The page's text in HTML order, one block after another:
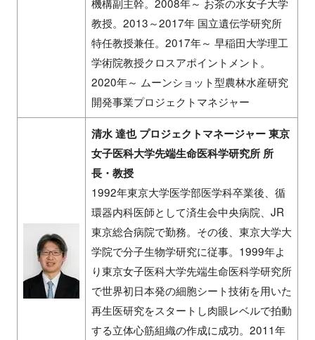
教授。2013～2017年 国立遺伝学研究所
特任教授兼任。2017年～ 早稲田大学理工
学術院教授クロスアポイントメント。
2020年～ ムーンショット型農林水産研究
開発事業プロジェクトマネジャー
清水 達也 プロジェクトマネージャー 東京
女子医科大学先端生命医科学研究所 所
長・教授
1992年東京大学医学部医学科卒業後、循
環器内科医師として済生会中央病院、JR
東京総合病院で勤務。その後、東京大学大
学院で分子生物学研究に従事。1999年よ
り東京女子医科大学先端生命医科学研究所
で世界初日本発の細胞シート技術を用いた
再生医研究をスタートし肉眼レベルで拍動
する立体心筋組織の作成に成功。2011年